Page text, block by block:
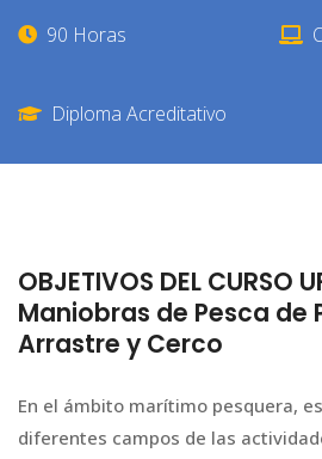
90 Horas
Diploma Acreditativo
OBJETIVOS DEL CURSO
Maniobras de Pesca de
Arrastre y Cerco
En el ámbito marítimo pesquera,
diferentes campos de las